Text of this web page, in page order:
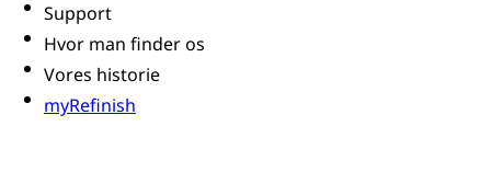
Support
Hvor man finder os
Vores historie
myRefinish